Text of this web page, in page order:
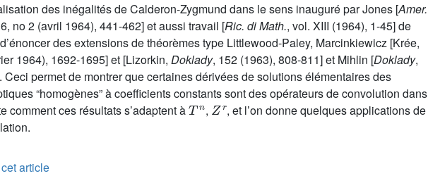
des inégalités de Calderon-Zygmund dans le sens inauguré par Jones [Amer.
no 2 (avril 1964), 441-462] et aussi travail [Ric. di Math., vol. XIII (1964), 1-45] de
des extensions de théorèmes type Littlewood-Paley, Marcinkiewicz [Krée,
1964), 1692-1695] et [Lizorkin, Doklady, 152 (1963), 808-811] et Mihlin [Doklady,
Ceci permet de montrer que certaines dérivées de solutions élémentaires des
“homogènes” à coefficients constants sont des opérateurs de convolution dans
comment ces résultats s’adaptent à
Tn
,
Zr
, et l’on donne quelques applications de
article